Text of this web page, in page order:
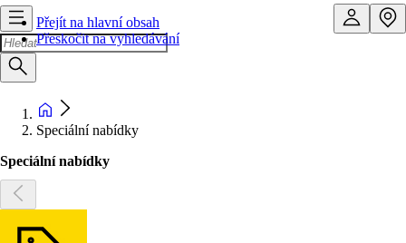
Přejít na hlavní obsah
Přeskočit na vyhledávání
Speciální nabídky
Speciální nabídky